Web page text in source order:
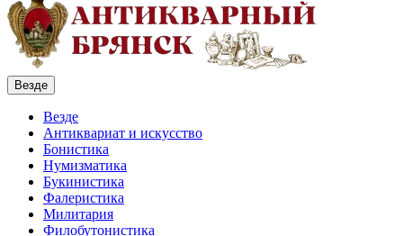
Везде
Везде
Антиквариат и искусство
Бонистика
Нумизматика
Букинистика
Фалеристика
Милитария
Филобутонистика